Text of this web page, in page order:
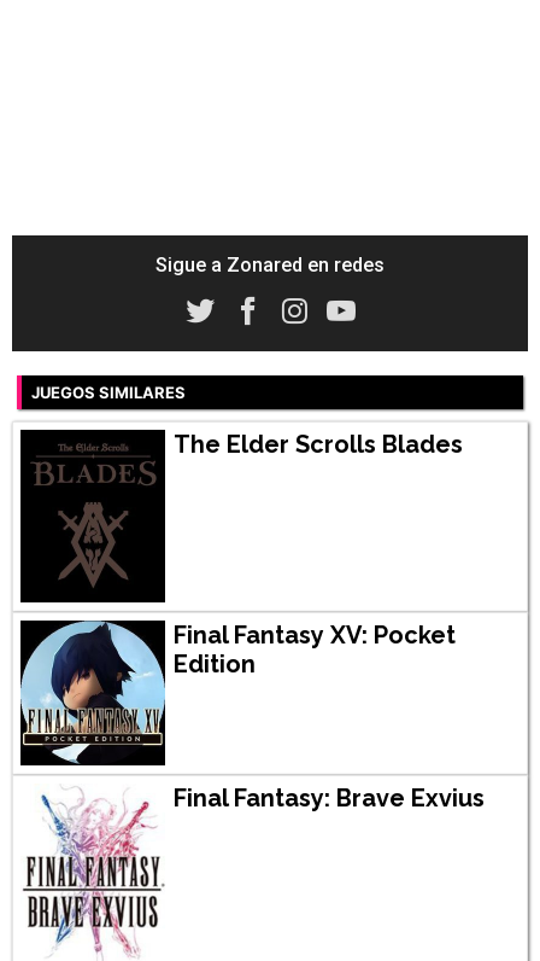
Sigue a Zonared en redes
JUEGOS SIMILARES
The Elder Scrolls Blades
Final Fantasy XV: Pocket
Edition
Final Fantasy: Brave Exvius